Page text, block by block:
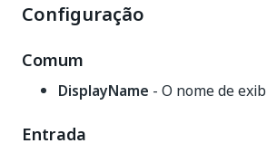
Configuração
Comum
DisplayName - O nome de
Entrada